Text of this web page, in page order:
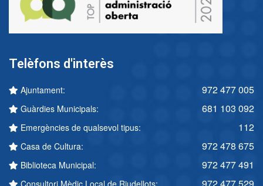
Telèfons d'interès
Ajuntament: 972 477 005
Guàrdies Municipals: 681 103 092
Emergències de qualsevol tipus: 112
Casa de Cultura: 972 478 675
Biblioteca Municipal: 972 477 491
Consultori Mèdic Local de Riudellots: 972 477 529